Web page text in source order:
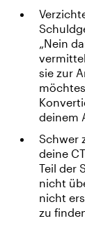
„Nein
sie zur
deinem
Schwer
deine
Teil der
nicht
nicht
zu